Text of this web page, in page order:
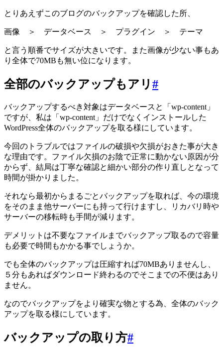
とりあえずこのブログのバックアップを確認した所、
画像 ＞ データベース ＞ プラグイン ＞ テーマ
と言う順番でサイズが大きいです。また画像が少ない事もあ
り全体で70MBも無い位になります。
全部のバックアップもアリ #
バックアップするべき対象はデータベースと「wp-content」
ですが、私は「wp-content」だけでなくインストールした
WordPress全体のバックアップを取る様にしています。
今回のトラブルではファイルの破損や欠損がおきた事が大き
な理由です。ファイル欠損のお陰で正常に動かない原因が分
からず、結局は丁寧な確認と細かい部分の作り直しとなって
時間が掛かりました。
それなら最初からまるごとバックアップを取れば、今の環境
をそのまま他サーバーにも持って行けますし、リカバリ時や
サーバーの移転時も手間が減ります。
デメリットは不要なファイルまでバックアップ取るので容量
も必要で時間もかかる事でしょうか。
でも全体のバックアップは圧縮すれば70MBありませんし、
５分もあればダウンロード終わるのでそこまでの不便はあり
ません。
なのでバックアップをより確実な物とする為、全体のバック
アップを取る様にしています。
バックアップの取り方#